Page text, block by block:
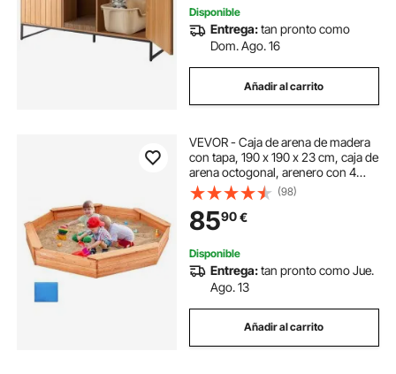
Disponible
Entrega:tan pronto como
Dom. Ago. 16
Añadir al carrito
VEVOR - Caja de arena de madera
con tapa, 190 x 190 x 23 cm, caja de
arena octogonal, arenero con 4
asientos y revestimiento inferior,
caja de arena para niños para
exteriores, patio, playa, parque,
regalo para niños y niñas de 3 a 12
años
(98)
8590€
Disponible
Entrega:tan pronto como Jue.
Ago. 13
Añadir al carrito